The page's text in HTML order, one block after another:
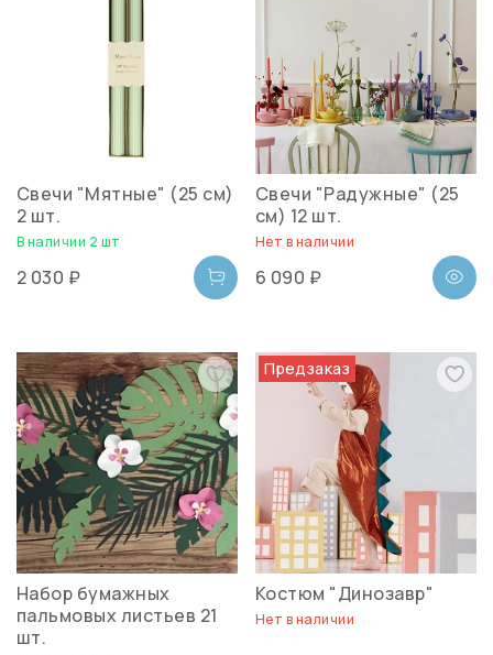
Свечи "Мятные" (25 см)
2 шт.
В наличии 2 шт
2 030 ₽
Свечи "Радужные" (25
см) 12 шт.
Нет в наличии
6 090 ₽
Набор бумажных
пальмовых листьев 21
шт.
Предзаказ
Костюм "Динозавр"
Нет в наличии